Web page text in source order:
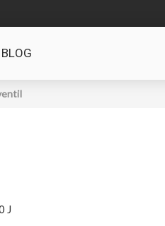
BLOG
J